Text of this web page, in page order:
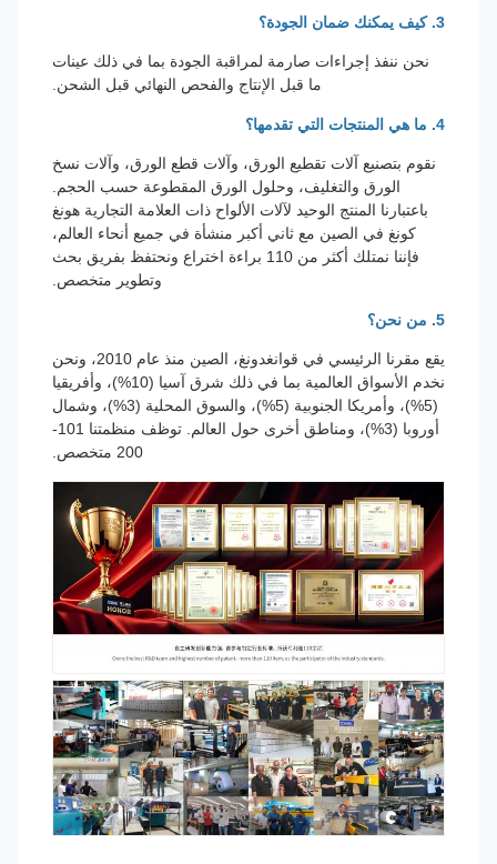
نحن ننفذ إجراءات صارمة لمراقبة الجودة بما في ذلك عينات
ما قبل الإنتاج والفحص النهائي قبل الشحن.
نقوم بتصنيع آلات تقطيع الورق، وآلات قطع الورق، وآلات نسخ
الورق والتغليف، وحلول الورق المقطوعة حسب الحجم.
باعتبارنا المنتج الوحيد لآلات الألواح ذات العلامة التجارية هونغ
كونغ في الصين مع ثاني أكبر منشأة في جميع أنحاء العالم،
فإننا نمتلك أكثر من 110 براءة اختراع ونحتفظ بفريق بحث
وتطوير متخصص.
يقع مقرنا الرئيسي في قوانغدونغ، الصين منذ عام 2010، ونحن
نخدم الأسواق العالمية بما في ذلك شرق آسيا (10%)، وأفريقيا
(5%)، وأمريكا الجنوبية (5%)، والسوق المحلية (3%)، وشمال
أوروبا (3%)، ومناطق أخرى حول العالم. توظف منظمتنا 101-